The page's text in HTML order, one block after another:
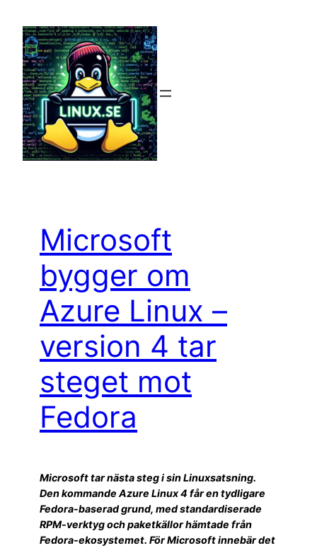
innehåll
Microsoft
bygger om
Azure Linux –
version 4 tar
steget mot
Fedora
Microsoft tar nästa steg i sin Linuxsatsning.
Den kommande Azure Linux 4 får en tydligare
Fedora-baserad grund, med standardiserade
RPM-verktyg och paketkällor hämtade från
Fedora-ekosystemet. För Microsoft innebär det